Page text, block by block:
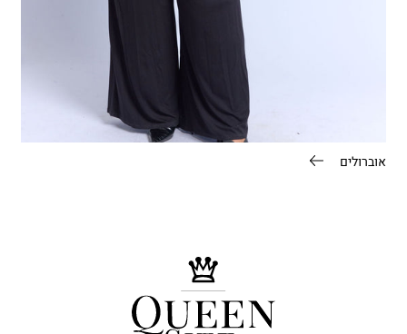
אוברולים